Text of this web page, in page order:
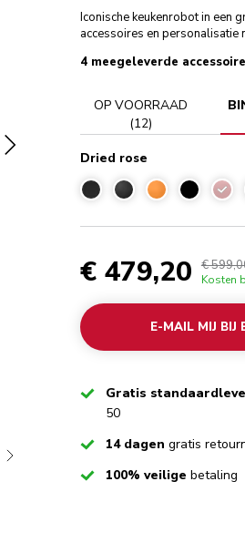
Iconische keukenrobot in een
accessoires en personalisatie
4 meegeleverde
OP VOORRAAD
(12)
Dried rose
€ 479,20 €
Kosten
E-MAIL MIJ BIJ
Checked
Gratis
50
Checked14 dagen gratis
Checked100% veilige betaling